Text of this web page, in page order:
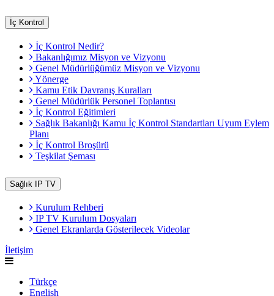
İç Kontrol
İç Kontrol Nedir?
Bakanlığımız Misyon ve Vizyonu
Genel Müdürlüğümüz Misyon ve Vizyonu
Yönerge
Kamu Etik Davranış Kuralları
Genel Müdürlük Personel Toplantısı
İç Kontrol Eğitimleri
Sağlık Bakanlığı Kamu İç Kontrol Standartları Uyum Eylem
Planı
İç Kontrol Broşürü
Teşkilat Şeması
Sağlık IP TV
Kurulum Rehberi
IP TV Kurulum Dosyaları
Genel Ekranlarda Gösterilecek Videolar
İletişim
Türkçe
English